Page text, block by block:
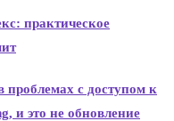
практическое
с доступом к
и это не обновление